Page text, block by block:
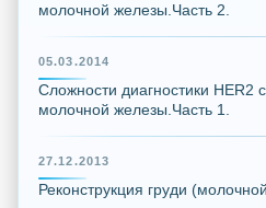
молочной железы.Часть 2.
05.03.2014
Сложности диагностики HER2
молочной железы.Часть 1.
27.12.2013
Реконструкция груди